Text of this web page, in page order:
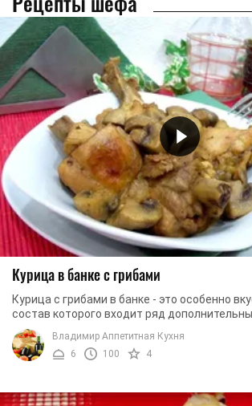
Курица в банке с грибами
Курица с грибами в банке - это особенно
состав которого входит ряд
Среди них: сладкий перец, помидоры, ...
Владимир Аппетитная Кухня
6
100 4